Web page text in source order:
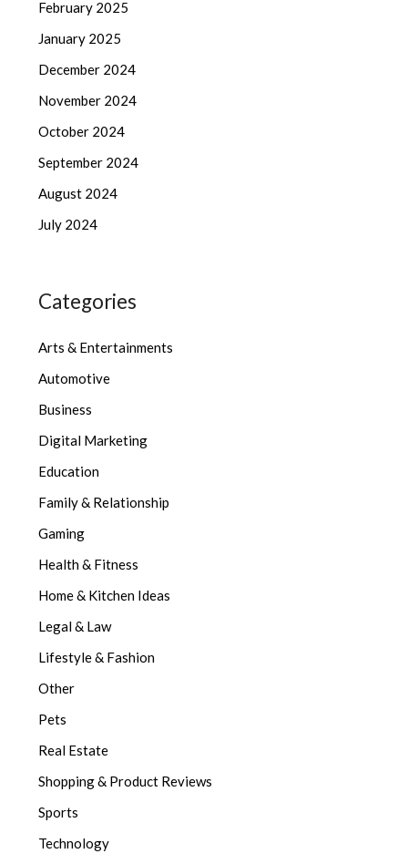
February 2025
January 2025
December 2024
November 2024
October 2024
September 2024
August 2024
July 2024
Categories
Arts & Entertainments
Automotive
Business
Digital Marketing
Education
Family & Relationship
Gaming
Health & Fitness
Home & Kitchen Ideas
Legal & Law
Lifestyle & Fashion
Other
Pets
Real Estate
Shopping & Product Reviews
Sports
Technology